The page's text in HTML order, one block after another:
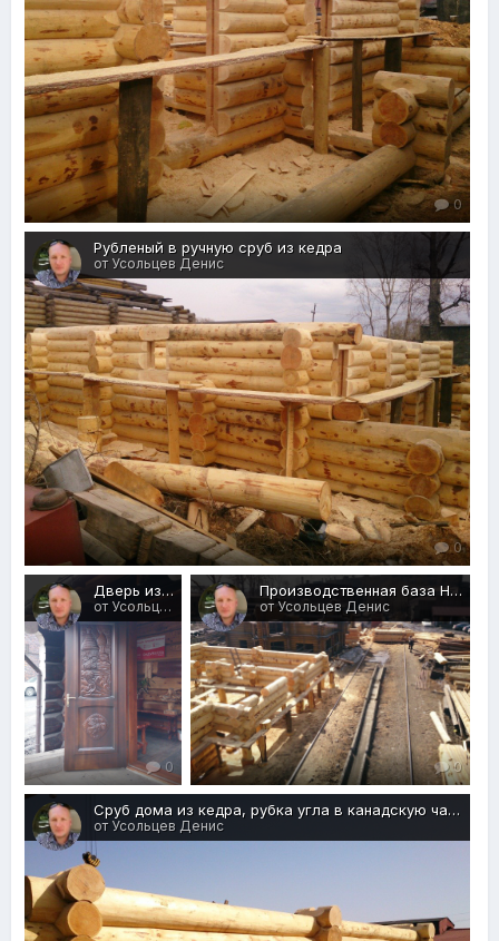
0
Рубленый в ручную сруб из кедра
от Усольцев Денис
0
Дверь из массива с ручной резьбой
от Усольцев Денис
0
Производственная база НСК Лесмаркет
от Усольцев Денис
0
Сруб дома из кедра, рубка угла в канадскую чашку / рубка угла в седло
от Усольцев Денис